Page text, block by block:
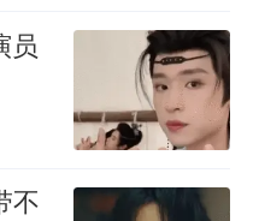
员
不